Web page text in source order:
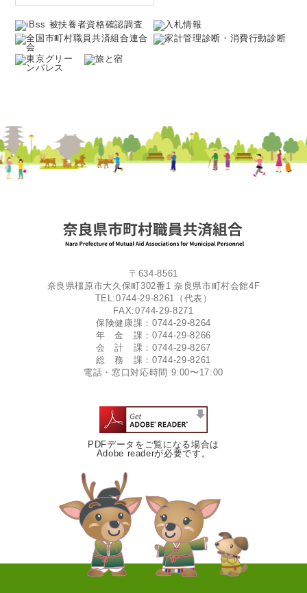
〒634-8561
奈良県橿原市大久保町302番1 奈良県市町村会館4F
TEL:0744-29-8261（代表）
FAX:0744-29-8271
保険健康課：0744-29-8264
年 金 課：0744-29-8266
会 計 課：0744-29-8267
総 務 課：0744-29-8261
電話・窓口対応時間 9:00〜17:00
PDFデータをご覧になる場合は
Adobe readerが必要です。